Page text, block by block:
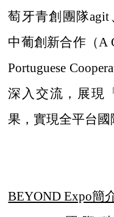
萄牙青創團隊agit
中葡創新合作（A
Portuguese
深入交流，展現
果，實現全平台國
BEYOND Expo簡